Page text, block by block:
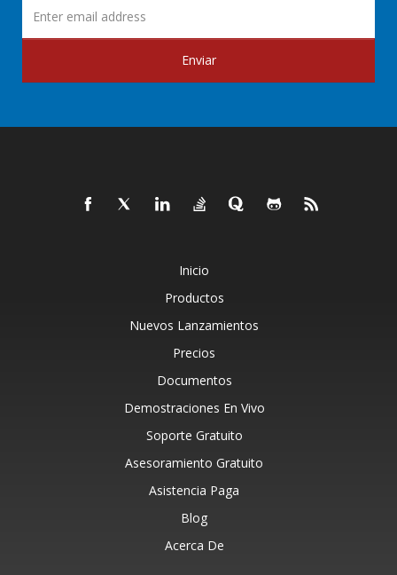
Enviar
Inicio
Productos
Nuevos Lanzamientos
Precios
Documentos
Demostraciones En Vivo
Soporte Gratuito
Asesoramiento Gratuito
Asistencia Paga
Blog
Acerca De